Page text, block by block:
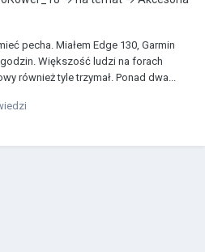
pecha. Miałem Edge 130, Garmin
Większość ludzi na forach
również tyle trzymał. Ponad dwa...